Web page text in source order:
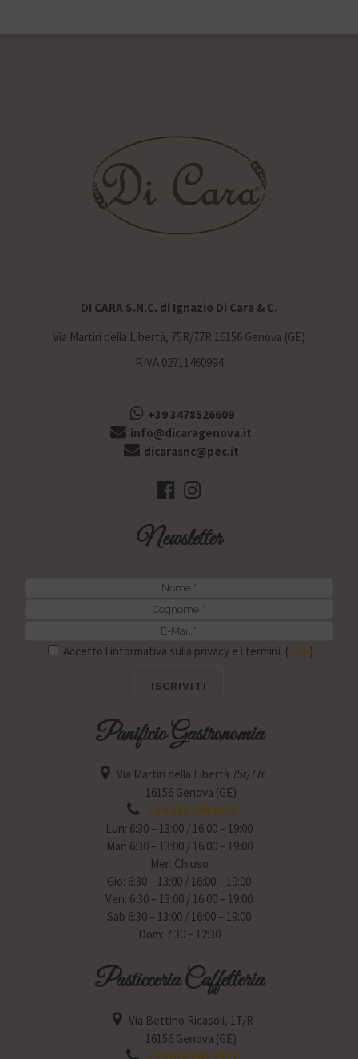
DI CARA S.N.C. di Ignazio Di Cara & C.
Via Martiri della Libertà, 75R/77R 16156 Genova (GE)
P.IVA 02711460994
+39 3478526609
info@dicaragenova.it
dicarasnc@pec.it
Newsletter
Accetto l'informativa sulla privacy e i termini. (Link)
Panificio Gastronomia
Via Martiri della Libertà 75r/77r
16156 Genova (GE)
+39 010 0992460
Lun: 6:30 – 13:00 / 16:00 – 19:00
Mar: 6:30 – 13:00 / 16:00 – 19:00
Mer: Chiuso
Gio: 6:30 – 13:00 / 16:00 – 19:00
Ven: 6:30 – 13:00 / 16:00 – 19:00
Sab 6:30 – 13:00 / 16:00 – 19:00
Dom: 7:30 – 12:30
Pasticceria Caffetteria
Via Bettino Ricasoli, 1T/R
16156 Genova (GE)